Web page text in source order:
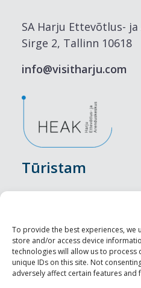
To provide the best experiences, we
store and/or access device
technologies will allow us to
unique IDs on this site. Not
adversely affect certain features and
SA Harju Ettevõtlus-
Sirge 2, Tallinn 10618
info@visitharju.com
Tūristam
Nakšņošana
Vietas maltītei
Apskates objekti